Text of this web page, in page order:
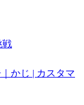
戦
かじ | カスタマ